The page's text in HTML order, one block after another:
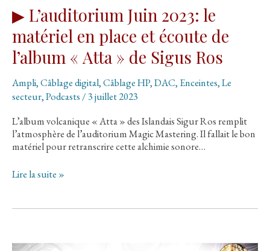
un »
Roksan
ATTESSA
▶ L’auditorium Juin 2023: le
matériel en place et écoute de
l’album « Atta » de Sigus Ros
Ampli,Câblage digital,Câblage HP,DAC, Enceintes,Le
secteur,Podcasts / 3 juillet 2023
L’album volcanique « Atta » des Islandais Sigur Ros remplit
l’atmosphère de l’auditorium Magic Mastering. Il fallait le bon
matériel pour retranscrire cette alchimie sonore…
▶
2023:
Lire la suite »